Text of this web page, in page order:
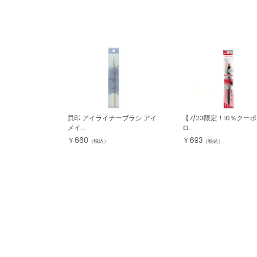
貝印 アイライナーブラシ アイ
メイ...
￥660 （税込）
【7/23限定！10％クーポ
ロ...
￥693 （税込）